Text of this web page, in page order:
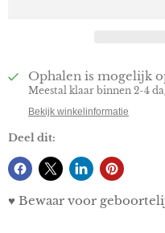
Ophalen is mogelijk
Meestal klaar binnen 2-4
Bekijk winkelinformatie
Deel dit:
♥ Bewaar voor